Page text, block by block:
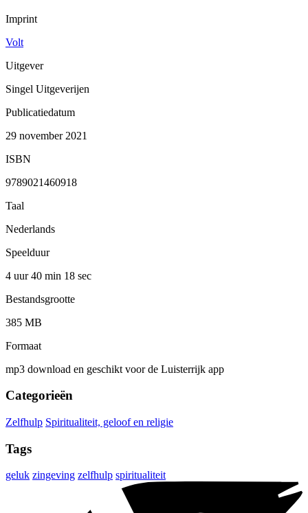
Imprint
Volt
Uitgever
Singel Uitgeverijen
Publicatiedatum
29 november 2021
ISBN
9789021460918
Taal
Nederlands
Speelduur
4 uur 40 min 18 sec
Bestandsgrootte
385 MB
Formaat
mp3 download en geschikt voor de Luisterrijk app
Categorieën
Zelfhulp Spiritualiteit, geloof en religie
Tags
geluk zingeving zelfhulp spiritualiteit